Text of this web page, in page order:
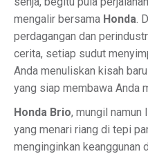
mengalir bersama Honda.
perdagangan dan
cerita, setiap sudut
Anda menuliskan kisah
yang siap membawa Anda
Honda Brio, mungil namun
yang menari riang di tepi
menginginkan keanggunan